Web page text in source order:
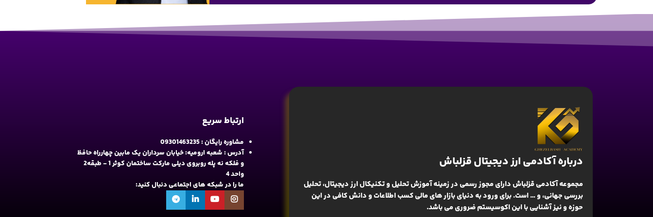
درباره آکادمی ارز دیجیتال قزلباش
مجموعه آکادمی قزلباش دارای مجوز رسمی در زمینهآموزش تحلیل و تکنیکال ارز دیجیتال، تحلیل
بررسی جهانی، و … است. برای ورود به دنیای بازار های مالی کسب اطلاعات و دانش کافی در این
حوزه و نیز آشنایی با این اکوسیستم ضروری می باشد.
ارتباط سریع
مشاوره رایگان : 09301463235
آدرس : شعبه ارومیه: خیابان سرداران یک مابین چهارراه حافظ
و فلکه نه پله روبروی دیلی مارکت ساختمان کوثر 1 - طبقه2
واحد 4
ما را در شبکه های اجتماعی دنبال کنید: